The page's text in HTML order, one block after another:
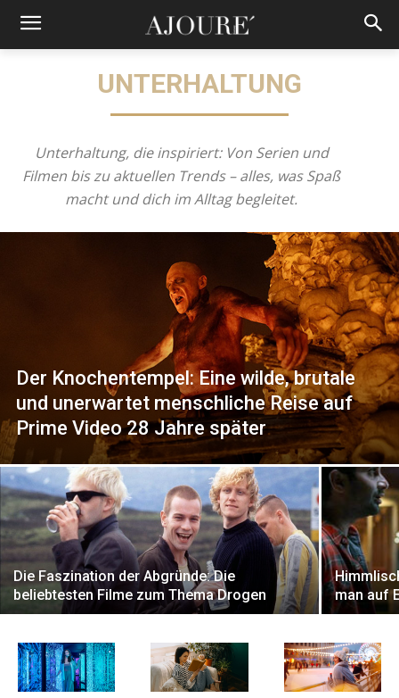
UNTERHALTUNG
Unterhaltung, die inspiriert: Von Serien und
Filmen bis zu aktuellen Trends – alles, was Spaß
macht und dich im Alltag begleitet.
Der Knochentempel: Eine wilde, brutale
und unerwartet menschliche Reise auf
Prime Video 28 Jahre später
Die Faszination der Abgründe: Die
beliebtesten Filme zum Thema Drogen
man auf